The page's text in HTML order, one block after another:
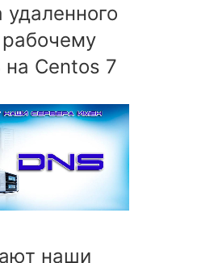
удаленного
на Centos 7
наши